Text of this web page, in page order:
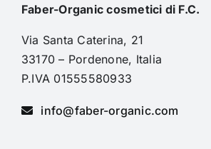
Faber-Organic cosmetici di F.C.
Via Santa Caterina, 21
33170 – Pordenone, Italia
P.IVA 01555580933
info@faber-organic.com